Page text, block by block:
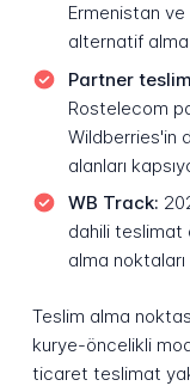
Ermenistan ve
alternatif
Partner
Rostelecom
Wildberries'in
alanları
WB Track:
dahili teslimat
alma
Teslim alma
kurye-öncelikli
ticaret teslimat